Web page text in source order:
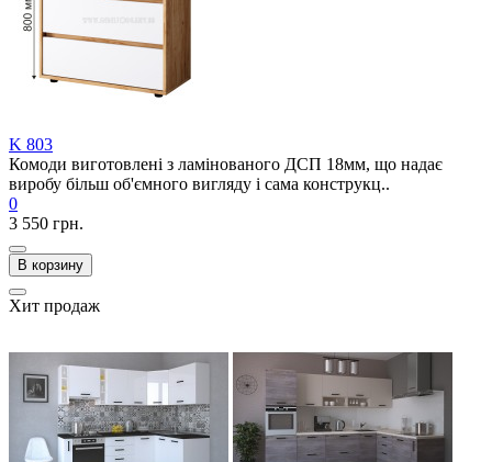
K 803
Комоди виготовлені з ламінованого ДСП 18мм, що надає
виробу більш об'ємного вигляду і сама конструкц..
0
3 550 грн.
В корзину
Хит продаж